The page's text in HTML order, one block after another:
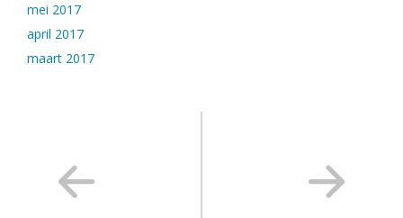
mei 2017
april 2017
maart 2017